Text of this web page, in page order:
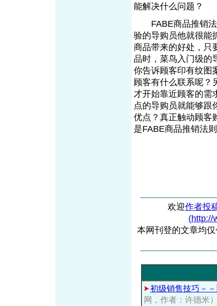
能解决什么问题？
FABE商品推销法
验的导购员他就很能
商品带来的好处，只
品时，菜鸟入门级的
你告诉顾客印有纹图
顾客有什么联系呢？
才开始靠近顾客的需
点的导购员就能够跟
优点？真正触动顾客
是FABE商品推销法
欢迎作者投
(http://
本网刊登的文章均
初级销售技巧－
网，作者：许德米